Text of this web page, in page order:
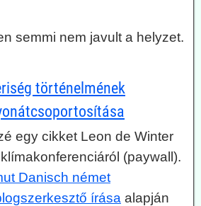
semmi nem javult a helyzet.
történelmének
egy cikket Leon de Winter
(paywall).
Danisch német
írása alapján